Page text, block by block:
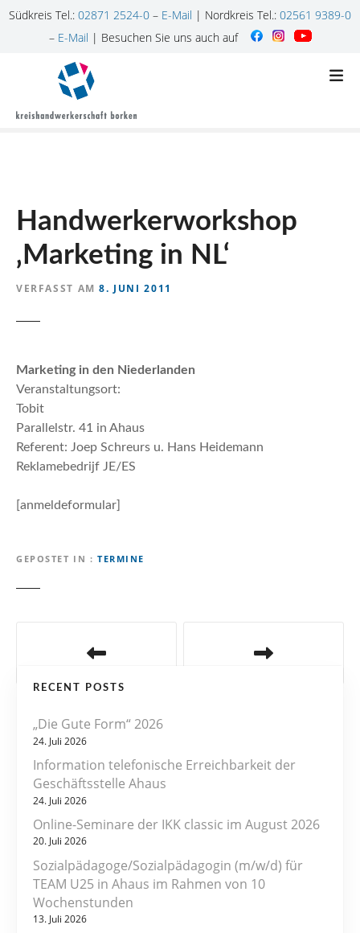
Südkreis Tel.: 02871 2524-0 – E-Mail | Nordkreis Tel.: 02561 9389-0
– E-Mail | Besuchen Sie uns auch auf
Handwerkerworkshop
‚Marketing in NL‘
VERFASST AM 8. JUNI 2011
Marketing in den Niederlanden
Veranstaltungsort:
Tobit
Parallelstr. 41 in Ahaus
Referent: Joep Schreurs u. Hans Heidemann
Reklamebedrijf JE/ES
[anmeldeformular]
GEPOSTET IN TERMINE
RECENT POSTS
„Die Gute Form“ 2026
24. Juli 2026
Information telefonische Erreichbarkeit der
Geschäftsstelle Ahaus
24. Juli 2026
Online-Seminare der IKK classic im August 2026
20. Juli 2026
Sozialpädagoge/Sozialpädagogin (m/w/d) für
TEAM U25 in Ahaus im Rahmen von 10
Wochenstunden
13. Juli 2026